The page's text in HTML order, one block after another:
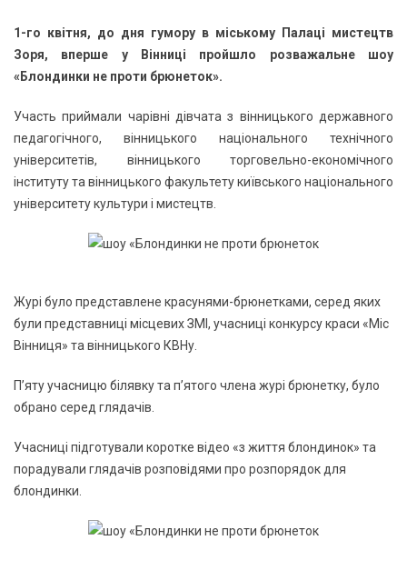
1-го квітня, до дня гумору в міському Палаці мистецтв
Зоря, вперше у Вінниці пройшло розважальне шоу
«Блондинки не проти брюнеток».
Участь приймали чарівні дівчата з вінницького державного
педагогічного, вінницького національного технічного
університетів, вінницького торговельно-економічного
інституту та вінницького факультету київського національного
університету культури і мистецтв.
Журі було представлене красунями-брюнетками, серед яких
були представниці місцевих ЗМІ, учасниці конкурсу краси «Міс
Вінниця» та вінницького КВНу.
П’яту учасницю білявку та п’ятого члена журі брюнетку, було
обрано серед глядачів.
Учасниці підготували коротке відео «з життя блондинок» та
порадували глядачів розповідями про розпорядок для
блондинки.